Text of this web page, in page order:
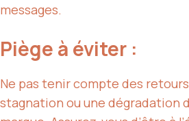
messages.
Piège à éviter :
Ne pas tenir compte des
stagnation ou une dégradation